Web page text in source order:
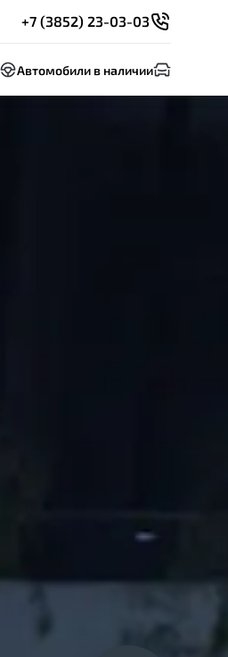
+7 (3852) 23-03-03
Автомобили в наличии